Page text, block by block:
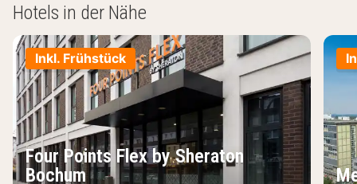
Hotels in der Nähe
Inkl. Frühstück
Four Points Flex by Sheraton
Bochum